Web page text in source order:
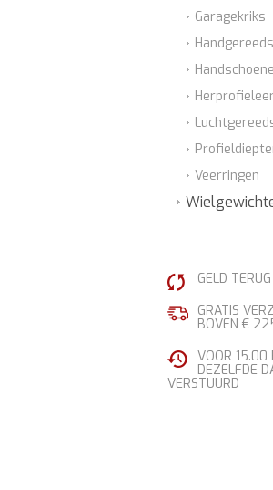
Garagekriks
Veerringen
GELD
GRATIS
BOVEN €
VOOR 15.00
DEZELFDE
VERSTUURD